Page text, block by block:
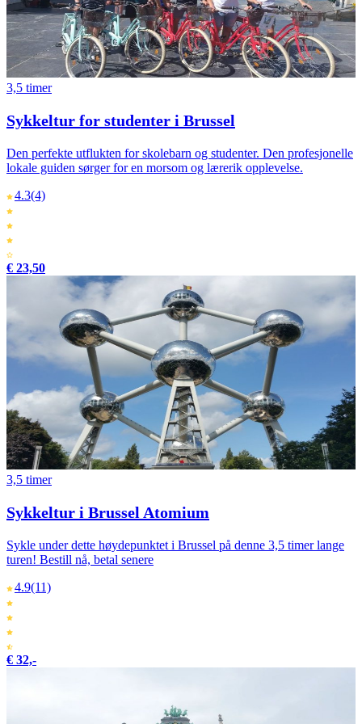
3,5 timer
Sykkeltur for studenter i Brussel
Den perfekte utflukten for skolebarn og studenter. Den profesjonelle
lokale guiden sørger for en morsom og lærerik opplevelse.
4.3(4)
€ 23,50
3,5 timer
Sykkeltur i Brussel Atomium
Sykle under dette høydepunktet i Brussel på denne 3,5 timer lange
turen! Bestill nå, betal senere
4.9(11)
€ 32,-